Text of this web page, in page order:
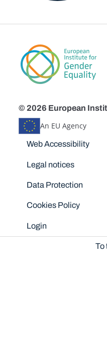
© 2026 European
An EU Agency
Disclaimers
Web Accessibility
Legal notices
Data Protection
Cookies Policy
Login
To